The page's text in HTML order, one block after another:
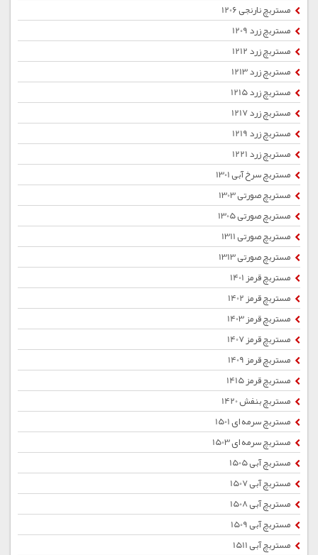
مستربچ نارنجی 1206
مستربچ زرد 1209
مستربچ زرد 1212
مستربچ زرد 1213
مستربچ زرد 1215
مستربچ زرد 1217
مستربچ زرد 1219
مستربچ زرد 1221
مستربچ سرخ آبی 1301
مستربچ صورتی 1303
مستربچ صورتی 1305
مستربچ صورتی 1311
مستربچ صورتی 1313
مستربچ قرمز 1401
مستربچ قرمز 1402
مستربچ قرمز 1403
مستربچ قرمز 1407
مستربچ قرمز 1409
مستربچ قرمز 1415
مستربچ بنفش 1420
مستربچ سرمه ای 1501
مستربچ سرمه ای 1503
مستربچ آبی 1505
مستربچ آبی 1507
مستربچ آبی 1508
مستربچ آبی 1509
مستربچ آبی 1511